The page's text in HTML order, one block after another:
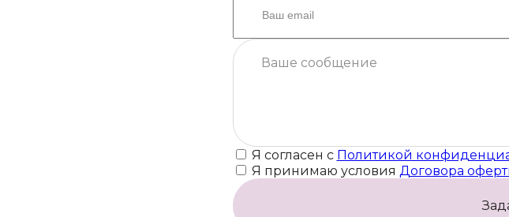
Я согласен с Политикой
Я принимаю условия Договора